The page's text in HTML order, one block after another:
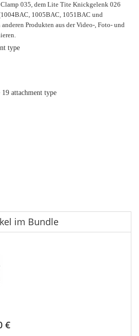
Clamp 035, dem Lite Tite Knickgelenk 026
1005BAC, 1051BAC und
Produkten aus der Video-, Foto- und
type
attachment type
im Bundle
€